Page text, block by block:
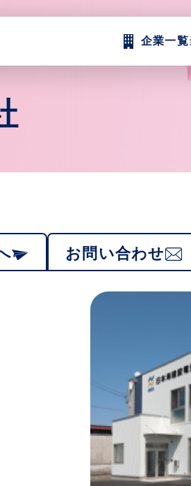
企業一覧
お問い合わせ